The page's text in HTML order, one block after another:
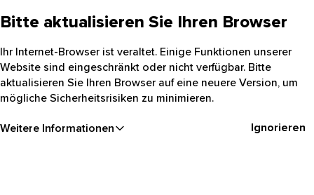
Bitte aktualisieren Sie Ihren Browser
Ihr Internet-Browser ist veraltet. Einige Funktionen unserer
Website sind eingeschränkt oder nicht verfügbar. Bitte
aktualisieren Sie Ihren Browser auf eine neuere Version, um
mögliche Sicherheitsrisiken zu minimieren.
Weitere Informationen Ignorieren